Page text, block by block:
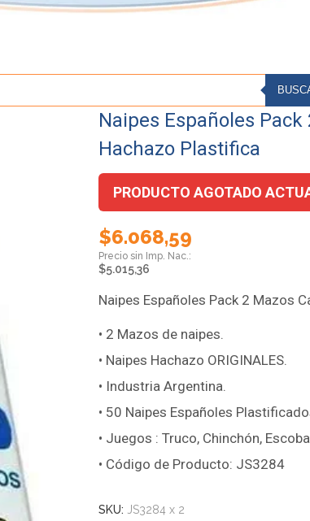
Naipes Españoles
Hachazo Plastifica
PRODUCTO AGOTADO
$6.068,59
$5.015,36
Naipes Españoles Pack 2 Mazos
• 2 Mazos de naipes.
• Naipes Hachazo ORIGINALES.
• Industria Argentina.
• 50 Naipes Españoles
• Juegos : Truco, Chinchón,
• Código de Producto: JS3284
SKU: JS3284 x 2